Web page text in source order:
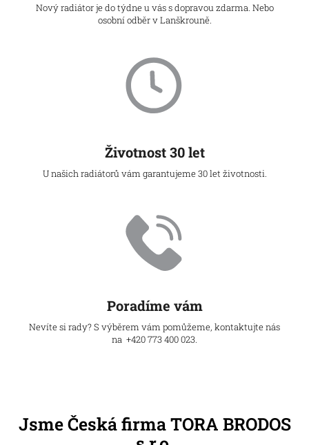
Nový radiátor je do týdne u vás s dopravou zdarma. Nebo
osobní odběr v Lanškrouně.
Životnost 30 let
U našich radiátorů vám garantujeme 30 let životnosti.
Poradíme vám
Nevíte si rady? S výběrem vám pomůžeme, kontaktujte nás
na +420 773 400 023.
Jsme Česká firma TORA BRODOS